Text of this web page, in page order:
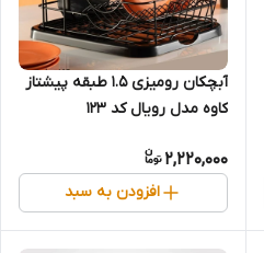
آبچکان رومیزی ۱.۵ طبقه پیشتاز
کاوه مدل رویال کد ۱۲۳
2,220,000
افزودن به سبد